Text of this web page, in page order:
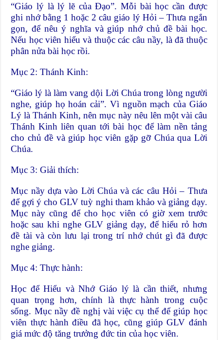
“Giáo lý là lý lẽ của Đạo”. Mỗi bài học cần được
ghi nhớ bằng 1 hoặc 2 câu giáo lý Hỏi – Thưa ngắn
gọn, để nêu ý nghĩa và giúp nhớ chủ đề bài học.
Nếu học viên hiểu và thuộc các câu nầy, là đã thuộc
phân nửa bài học rồi.
Mục 2: Thánh Kinh:
“Giáo lý là làm vang dội Lời Chúa trong lòng người
nghe, giúp họ hoán cải”. Vì nguồn mạch của Giáo
Lý là Thánh Kinh, nên mục này nêu lên một vài câu
Thánh Kinh liên quan tới bài học để làm nền tảng
cho chủ đề và giúp học viên gặp gỡ Chúa qua Lời
Chúa.
Mục 3: Giải thích:
Mục nầy dựa vào Lời Chúa và các câu Hỏi – Thưa
để gợi ý cho GLV tuỳ nghi tham khảo và giảng dạy.
Mục này cũng để cho học viên có giờ xem trước
hoặc sau khi nghe GLV giảng dạy, để hiểu rỏ hơn
đề tài và còn lưu lại trong trí nhớ chút gì đã được
nghe giảng.
Mục 4: Thực hành:
Học để Hiểu và Nhớ Giáo lý là cần thiết, nhưng
quan trọng hơn, chính là thực hành trong cuộc
sống. Mục nầy đề nghị vài việc cụ thể để giúp học
viên thực hành điều đã học, cũng giúp GLV đánh
giá mức độ tăng trưởng đức tin của học viên.